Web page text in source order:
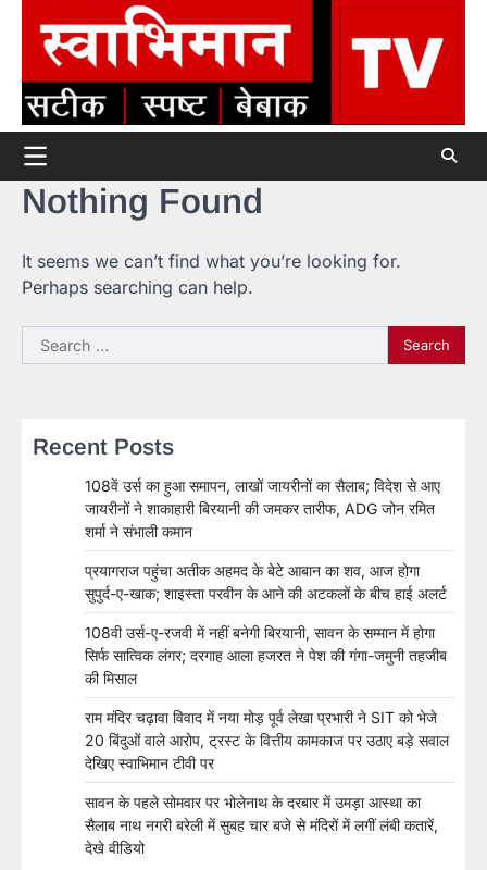
content
Nothing Found
It seems we can’t find what you’re looking for.
Perhaps searching can help.
Search
for:
Recent Posts
108वें उर्स का हुआ समापन, लाखों जायरीनों का सैलाब; विदेश से आए
जायरीनों ने शाकाहारी बिरयानी की जमकर तारीफ, ADG जोन रमित
शर्मा ने संभाली कमान
प्रयागराज पहुंचा अतीक अहमद के बेटे आबान का शव, आज होगा
सुपुर्द-ए-खाक; शाइस्ता परवीन के आने की अटकलों के बीच हाई अलर्ट
108वी उर्स-ए-रजवी में नहीं बनेगी बिरयानी, सावन के सम्मान में होगा
सिर्फ सात्विक लंगर; दरगाह आला हजरत ने पेश की गंगा-जमुनी तहजीब
की मिसाल
राम मंदिर चढ़ावा विवाद में नया मोड़ पूर्व लेखा प्रभारी ने SIT को भेजे
20 बिंदुओं वाले आरोप, ट्रस्ट के वित्तीय कामकाज पर उठाए बड़े सवाल
देखिए स्वाभिमान टीवी पर
सावन के पहले सोमवार पर भोलेनाथ के दरबार में उमड़ा आस्था का
सैलाब नाथ नगरी बरेली में सुबह चार बजे से मंदिरों में लगीं लंबी कतारें,
देखे वीडियो